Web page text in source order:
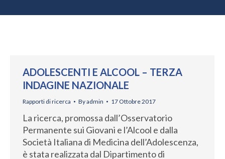
ADOLESCENTI E ALCOOL – TERZA
INDAGINE NAZIONALE
Rapporti di ricerca Byadmin 17 Ottobre 2017
La ricerca, promossa dall’Osservatorio
Permanente sui Giovani e l’Alcool e dalla
Società Italiana di Medicina dell’Adolescenza,
è stata realizzata dal Dipartimento di